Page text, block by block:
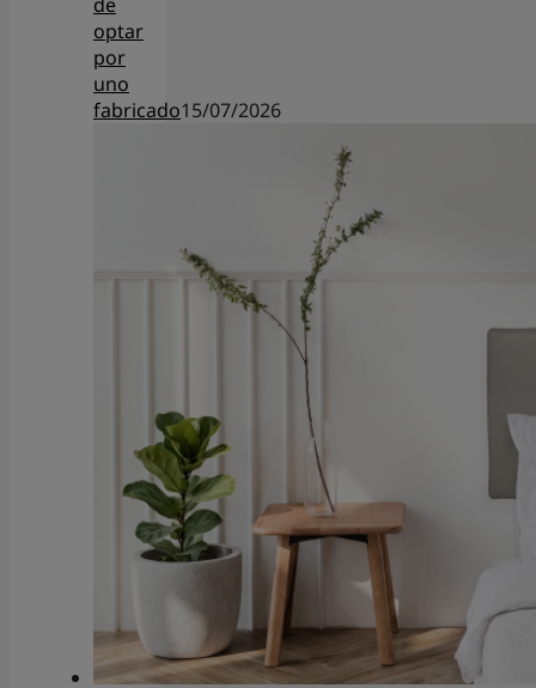
optar
por
uno
fabricado15/07/2026